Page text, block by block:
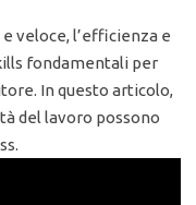
veloce, l’efficienza e
fondamentali per
In questo articolo,
del lavoro possono